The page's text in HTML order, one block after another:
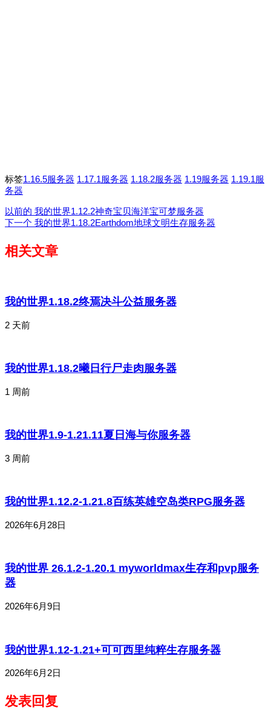
标签1.16.5服务器 1.17.1服务器 1.18.2服务器 1.19服务器 1.19.1服
务器
以前的 我的世界1.12.2神奇宝贝海洋宝可梦服务器
下一个 我的世界1.18.2Earthdom地球文明生存服务器
相关文章
我的世界1.18.2终焉决斗公益服务器
2 天前
我的世界1.18.2曦日行尸走肉服务器
1 周前
我的世界1.9-1.21.11夏日海与你服务器
3 周前
我的世界1.12.2-1.21.8百练英雄空岛类RPG服务器
2026年6月28日
我的世界 26.1.2-1.20.1 myworldmax生存和pvp服务
器
2026年6月9日
我的世界1.12-1.21+可可西里纯粹生存服务器
2026年6月2日
发表回复